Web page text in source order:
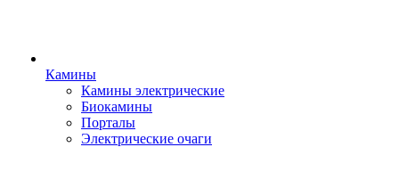
Камины
Камины электрические
Биокамины
Порталы
Электрические очаги